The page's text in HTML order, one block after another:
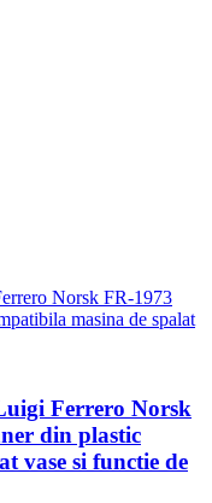
Ferrero Norsk
din plastic
vase si functie de